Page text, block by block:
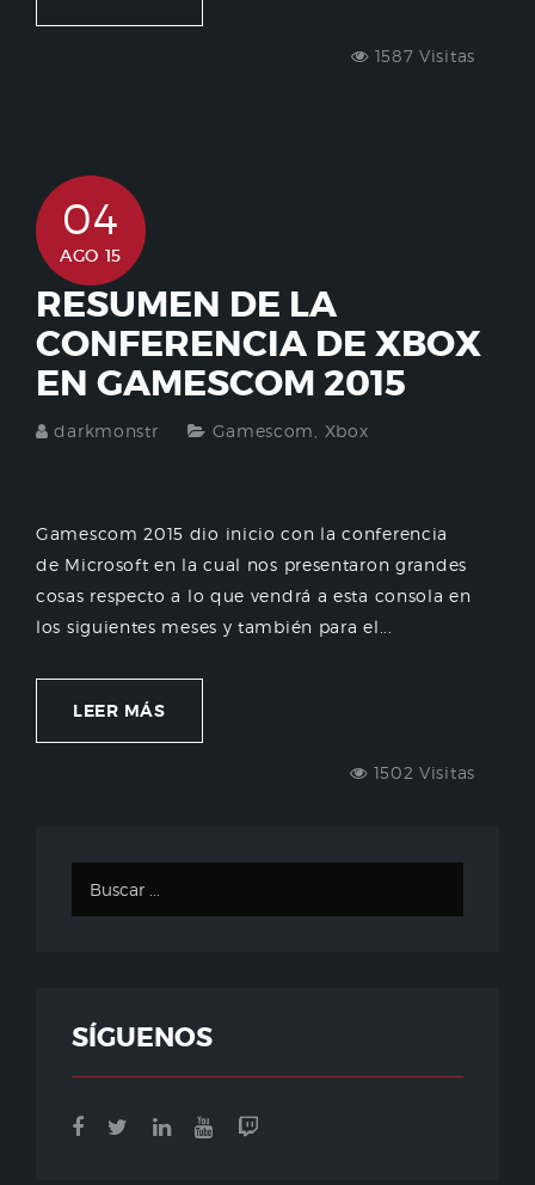
1587 Visitas
04
AGO 15
RESUMEN DE LA
CONFERENCIA DE XBOX
EN GAMESCOM 2015
darkmonstr Gamescom Xbox
Gamescom 2015 dio inicio con la conferencia
de Microsoft en la cual nos presentaron grandes
cosas respecto a lo que vendrá a esta consola en
los siguientes meses y también para el...
LEER MÁS
1502 Visitas
SÍGUENOS